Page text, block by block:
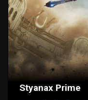
Styanax Prime